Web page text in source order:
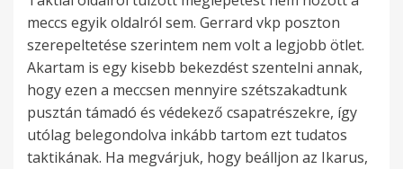
meccs egyik oldalról sem. Gerrard vkp poszton
szerepeltetése szerintem nem volt a legjobb ötlet.
Akartam is egy kisebb bekezdést szentelni annak,
hogy ezen a meccsen mennyire szétszakadtunk
pusztán támadó és védekező csapatrészekre, így
utólag belegondolva inkább tartom ezt tudatos
taktikának. Ha megvárjuk, hogy beálljon az Ikarus,